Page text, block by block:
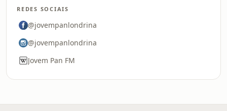
REDES SOCIAIS
@jovempanlondrina
@jovempanlondrina
Jovem Pan FM